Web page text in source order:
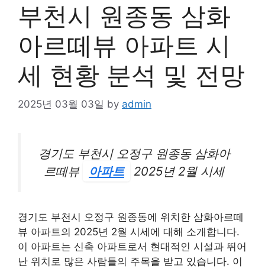
부천시 원종동 삼화
아르떼뷰 아파트 시
세 현황 분석 및 전망
2025년 03월 03일 by admin
경기도 부천시 오정구 원종동 삼화아
르떼뷰
아파트 2025년 2월 시세
경기도 부천시 오정구 원종동에 위치한 삼화아르떼
뷰 아파트의 2025년 2월 시세에 대해 소개합니다.
이 아파트는 신축 아파트로서 현대적인 시설과 뛰어
난 위치로 많은 사람들의 주목을 받고 있습니다. 이